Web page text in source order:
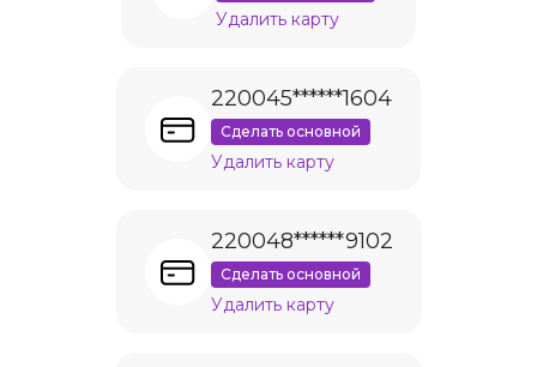
Удалить карту
220045******1604
Сделать основной
Удалить карту
220048******9102
Сделать основной
Удалить карту